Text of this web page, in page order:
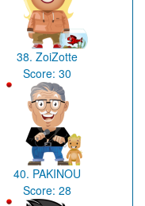
38. ZoiZotte
Score:30
40. PAKINOU
Score:28